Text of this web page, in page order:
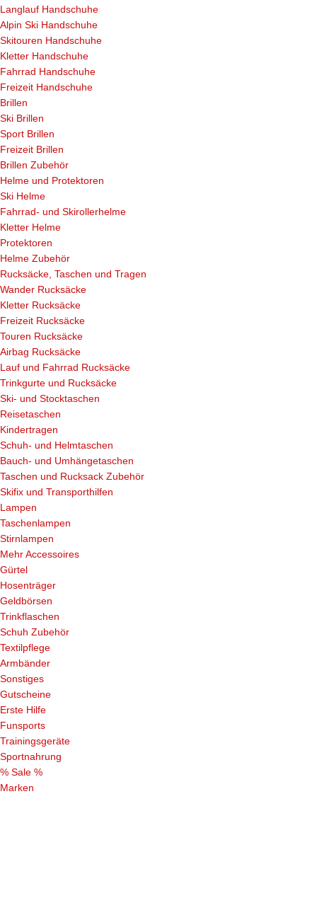
Langlauf Handschuhe
Alpin Ski Handschuhe
Skitouren Handschuhe
Kletter Handschuhe
Fahrrad Handschuhe
Freizeit Handschuhe
Brillen
Ski Brillen
Sport Brillen
Freizeit Brillen
Brillen Zubehör
Helme und Protektoren
Ski Helme
Fahrrad- und Skirollerhelme
Kletter Helme
Protektoren
Helme Zubehör
Rucksäcke, Taschen und Tragen
Wander Rucksäcke
Kletter Rucksäcke
Freizeit Rucksäcke
Touren Rucksäcke
Airbag Rucksäcke
Lauf und Fahrrad Rucksäcke
Trinkgurte und Rucksäcke
Ski- und Stocktaschen
Reisetaschen
Kindertragen
Schuh- und Helmtaschen
Bauch- und Umhängetaschen
Taschen und Rucksack Zubehör
Skifix und Transporthilfen
Lampen
Taschenlampen
Stirnlampen
Mehr Accessoires
Gürtel
Hosenträger
Geldbörsen
Trinkflaschen
Schuh Zubehör
Textilpflege
Armbänder
Sonstiges
Gutscheine
Erste Hilfe
Funsports
Trainingsgeräte
Sportnahrung
% Sale %
Marken